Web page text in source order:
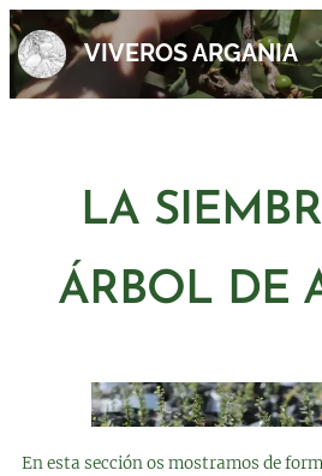
VIVEROS ARGANIA
LA
ÁRBOL DE
En esta sección os mostramos de